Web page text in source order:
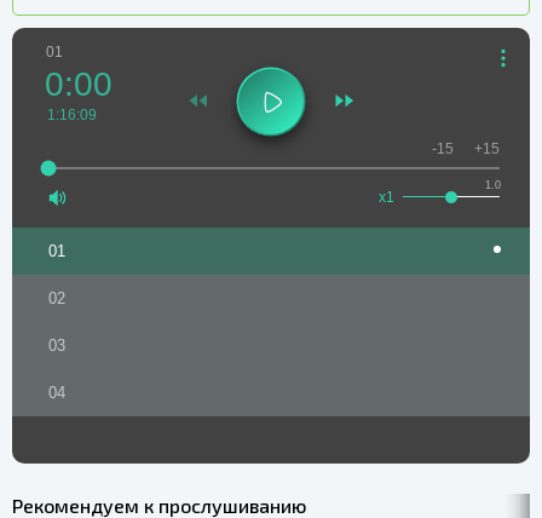
01
0:00
1:16:09
1.0
x1
-15 +15
01
02
03
04
Рекомендуем к прослушиванию